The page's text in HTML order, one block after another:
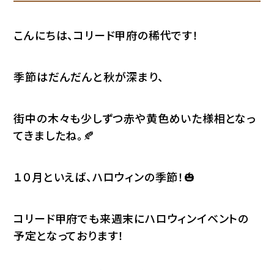
こんにちは、コリード甲府の稀代です！
季節はだんだんと秋が深まり、
街中の木々も少しずつ赤や黄色めいた様相となっ
てきましたね。🍂
１０月といえば、ハロウィンの季節！🎃
コリード甲府でも来週末にハロウィンイベントの
予定となっております！